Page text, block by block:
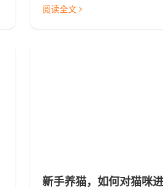
阅读全文
新手养猫，如何对猫咪